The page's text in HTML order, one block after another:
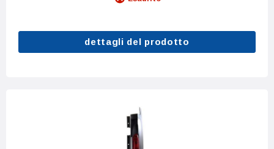
dettagli del prodotto